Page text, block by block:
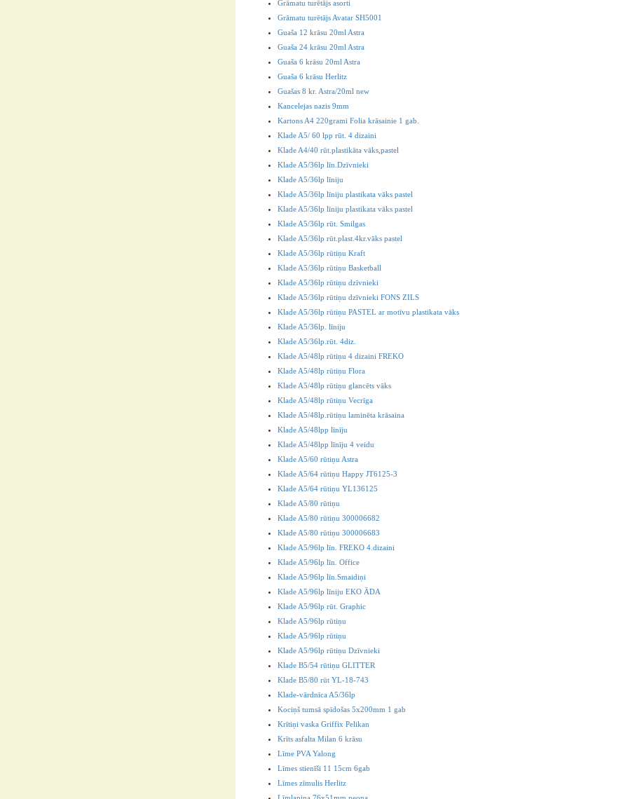
Grāmatu turētājs asorti
Grāmatu turētājs Avatar SH5001
Guaša 12 krāsu 20ml Astra
Guaša 24 krāsu 20ml Astra
Guaša 6 krāsu 20ml Astra
Guaša 6 krāsu Herlitz
Guašas 8 kr. Astra/20ml new
Kancelejas nazis 9mm
Kartons A4 220grami Folia krāsainie 1 gab.
Klade A5/ 60 lpp rūt. 4 dizaini
Klade A4/40 rūt.plastikāta vāks,pastel
Klade A5/36lp līn.Dzīvnieki
Klade A5/36lp līniju
Klade A5/36lp līniju plastikata vāks pastel
Klade A5/36lp līniju plastikata vāks pastel
Klade A5/36lp rūt. Smilgas
Klade A5/36lp rūt.plast.4kr.vāks pastel
Klade A5/36lp rūtiņu Kraft
Klade A5/36lp rūtiņu Basketball
Klade A5/36lp rūtiņu dzīvnieki
Klade A5/36lp rūtiņu dzīvnieki FONS ZILS
Klade A5/36lp rūtiņu PASTEL ar motīvu plastikata vāks
Klade A5/36lp. līniju
Klade A5/36lp.rūt. 4diz.
Klade A5/48lp rūtiņu 4 dizaini FREKO
Klade A5/48lp rūtiņu Flora
Klade A5/48lp rūtiņu glancēts vāks
Klade A5/48lp rūtiņu Vecrīga
Klade A5/48lp.rūtiņu laminēta krāsaina
Klade A5/48lpp līnīju
Klade A5/48lpp līnīju 4 veidu
Klade A5/60 rūtiņu Astra
Klade A5/64 rūtiņu Happy JT6125-3
Klade A5/64 rūtiņu YL136125
Klade A5/80 rūtiņu
Klade A5/80 rūtiņu 300006682
Klade A5/80 rūtiņu 300006683
Klade A5/96lp līn. FREKO 4.dizaini
Klade A5/96lp līn. Office
Klade A5/96lp līn.Smaidiņi
Klade A5/96lp līniju EKO ĀDA
Klade A5/96lp rūt. Graphic
Klade A5/96lp rūtiņu
Klade A5/96lp rūtiņu
Klade A5/96lp rūtiņu Dzīvnieki
Klade B5/54 rūtiņu GLITTER
Klade B5/80 rūt YL-18-743
Klade-vārdnīca A5/36lp
Kociņš tumsā spīdošas 5x200mm 1 gab
Krītiņi vaska Griffix Pelikan
Krīts asfalta Milan 6 krāsu
Līme PVA Yalong
Līmes stienīši 11 15cm 6gab
Līmes zīmulis Herlitz